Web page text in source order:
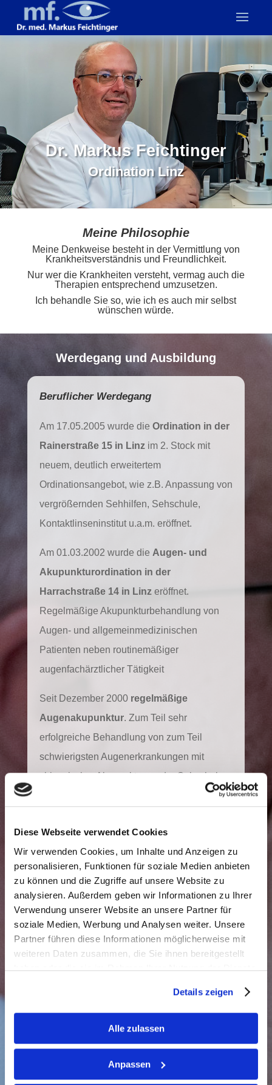
Diese Webseite verwendet Cookies
Wir verwenden Cookies, um Inhalte und Anzeigen zu
personalisieren, Funktionen für soziale Medien anbieten
zu können und die Zugriffe auf unsere Website zu
analysieren. Außerdem geben wir Informationen zu Ihrer
Verwendung unserer Website an unsere Partner für
soziale Medien, Werbung und Analysen weiter. Unsere
Partner führen diese Informationen möglicherweise mit
weiteren Daten zusammen, die Sie ihnen bereitgestellt
haben oder die sie im Rahmen Ihrer Nutzung der Dienste
Details zeigen
Alle zulassen
Anpassen
Dr. Markus Feichtinger
Ordination Linz
Meine Philosophie
Meine Denkweise besteht in der Vermittlung von
Krankheitsverständnis und Freundlichkeit.
Nur wer die Krankheiten versteht, vermag auch die
Therapien entsprechend umzusetzen.
Ich behandle Sie so, wie ich es auch mir selbst
wünschen würde.
Werdegang und Ausbildung
Beruflicher Werdegang
Am 17.05.2005 wurde die Ordination in der
Rainerstraße 15 in Linzim 2. Stock mit
neuem, deutlich erweitertem
Ordinationsangebot, wie z.B. Anpassung von
vergrößernden Sehhilfen, Sehschule,
Kontaktlinseninstitut u.a.m. eröffnet.
Am 01.03.2002 wurde die Augen- und
Akupunkturordination in der
Harrachstraße 14 in Linzeröffnet.
Regelmäßige Akupunkturbehandlung von
Augen- und allgemeinmedizinischen
Patienten neben routinemäßiger
augenfachärztlicher Tätigkeit
Seit Dezember 2000 regelmäßige
Augenakupunktur. Zum Teil sehr
erfolgreiche Behandlung von zum Teil
schwierigsten Augenerkrankungen mit
chinesischer Akupunktur an der Sehschule
im Krankenhaus der Barmherzigen Brüder in
bei der Gesellschaft für Kontrollierte
Akupunktur (ÖGKA) in Linz, Wien und Graz
Facharztausbildung für Augenheilkunde
und Optometrie
von 1996 bis 2001 in der
Lehrpraxis von OMR Dr. Matthias Skopek, an
der Augenabteilung im KH der Barmherzigen
Schwestern und an der Sehschule der
Barmherzigen Brüder in Linz